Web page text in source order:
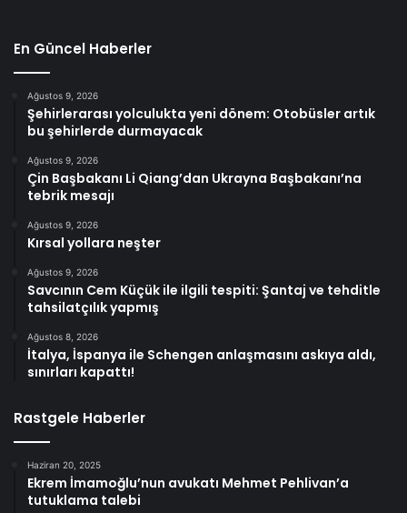
En Güncel Haberler
Ağustos 9, 2026
Şehirlerarası yolculukta yeni dönem: Otobüsler artık
bu şehirlerde durmayacak
Ağustos 9, 2026
Çin Başbakanı Li Qiang’dan Ukrayna Başbakanı’na
tebrik mesajı
Ağustos 9, 2026
Kırsal yollara neşter
Ağustos 9, 2026
Savcının Cem Küçük ile ilgili tespiti: Şantaj ve tehditle
tahsilatçılık yapmış
Ağustos 8, 2026
İtalya, İspanya ile Schengen anlaşmasını askıya aldı,
sınırları kapattı!
Rastgele Haberler
Haziran 20, 2025
Ekrem İmamoğlu’nun avukatı Mehmet Pehlivan’a
tutuklama talebi